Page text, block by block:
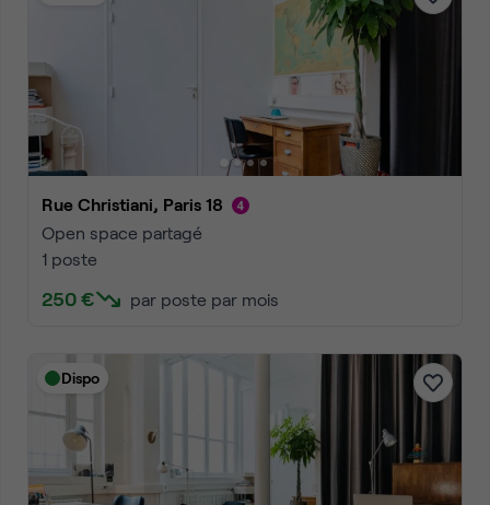
Rue Christiani, Paris 18
Open space partagé
1 poste
250 € par poste par mois
Dispo